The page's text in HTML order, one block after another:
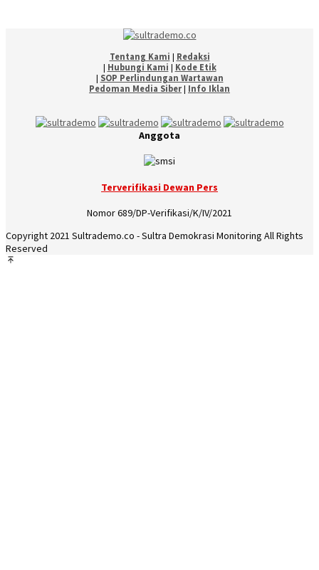
Tentang Kami | Redaksi
| Hubungi Kami | Kode Etik
| SOP Perlindungan Wartawan
Pedoman Media Siber| Info Iklan
Anggota
Terverifikasi Dewan Pers
Nomor 689/DP-Verifikasi/K/IV/2021
Copyright 2021 Sultrademo.co - Sultra Demokrasi Monitoring All Rights
Reserved